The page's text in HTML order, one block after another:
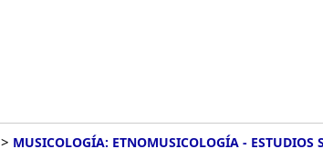
> MUSICOLOGÍA: ETNOMUSICOLOGÍA - ESTUDIOS